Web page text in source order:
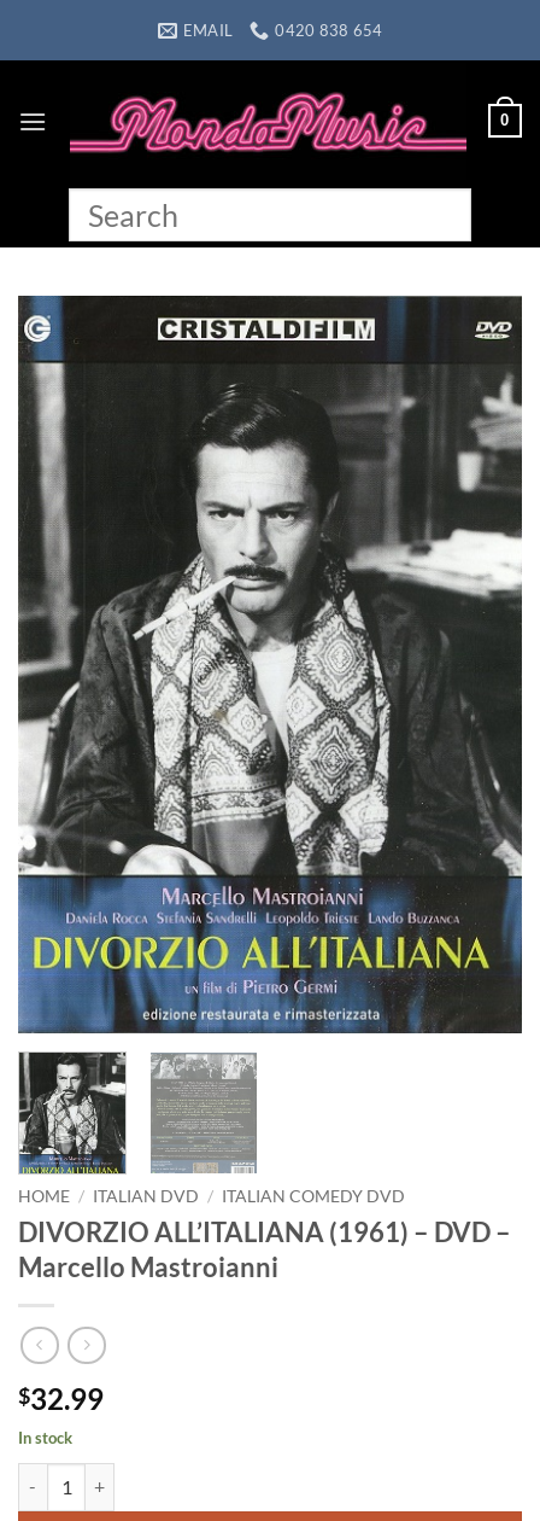
EMAIL 0420 838 654
0
HOME / ITALIAN DVD / ITALIAN COMEDY DVD
DIVORZIO ALL’ITALIANA (1961) – DVD –
Marcello Mastroianni
$32.99
In stock